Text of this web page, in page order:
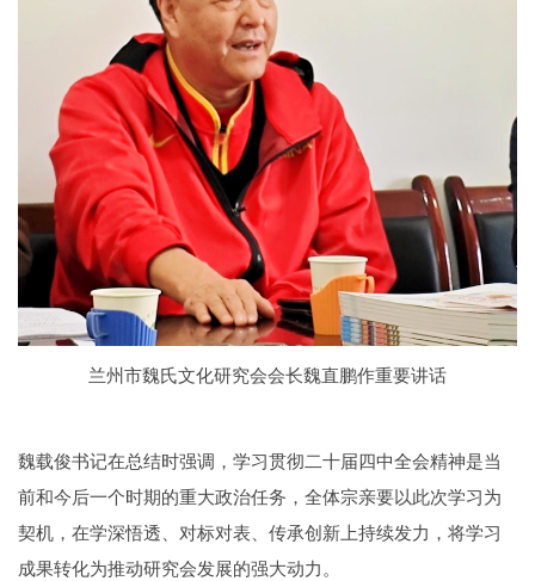
兰州市魏氏文化研究会会长魏直鹏作重要讲话
魏载俊书记在总结时强调，学习贯彻二十届四中全会精神是当
前和今后一个时期的重大政治任务，全体宗亲要以此次学习为
契机，在学深悟透、对标对表、传承创新上持续发力，将学习
成果转化为推动研究会发展的强大动力。